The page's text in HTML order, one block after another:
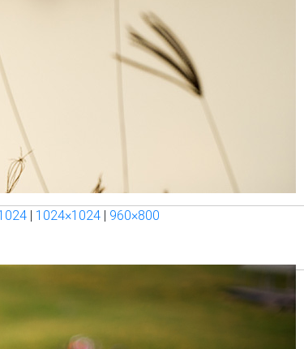
| 1024×1024 | 960×800